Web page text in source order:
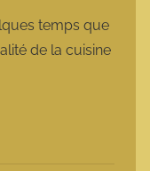
temps que
de la cuisine